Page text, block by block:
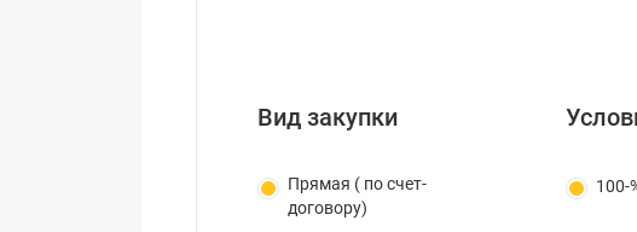
Вид закупки
Прямая ( по счет-
договору)
100-